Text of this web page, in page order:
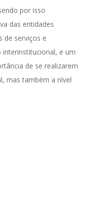
por isso
das entidades
de serviços e
e um
de se realizarem
mas também a nível